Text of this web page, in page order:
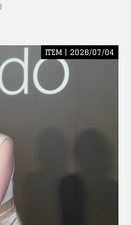
ITEM | 2026/07/04